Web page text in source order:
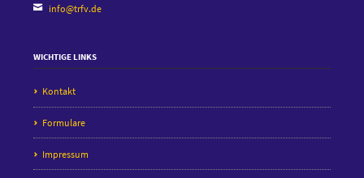
info@trfv.de
WICHTIGE LINKS
Kontakt
Formulare
Impressum